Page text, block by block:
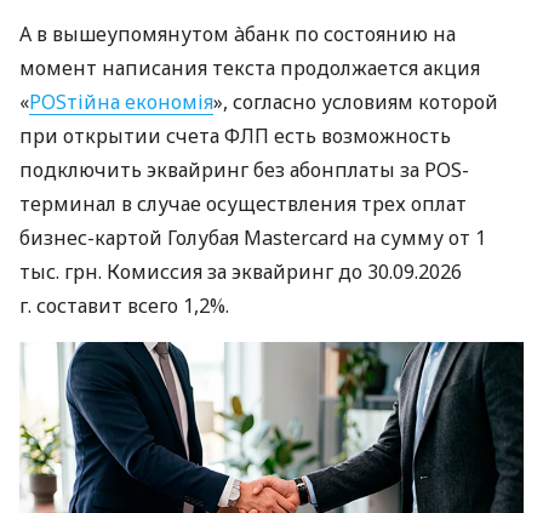
А в вышеупомянутом àбанк по состоянию на
момент написания текста продолжается акция
«POSтійна економія», согласно условиям которой
при открытии счета ФЛП есть возможность
подключить эквайринг без абонплаты за POS-
терминал в случае осуществления трех оплат
бизнес-картой Голубая Mastercard на сумму от 1
тыс. грн. Комиссия за эквайринг до 30.09.2026
г. составит всего 1,2%.